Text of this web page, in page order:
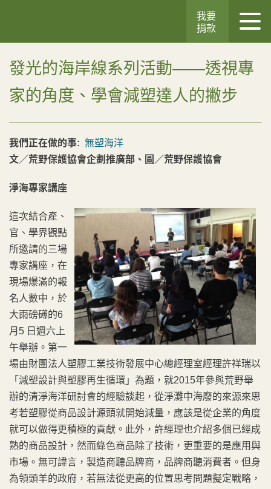
我要
捐款
發光的海岸線系列活動——透視專
家的角度、學會減塑達人的撇步
我們正在做的事: 無塑海洋
文／荒野保護協會企劃推廣部、圖／荒野保護協會
淨海專家講座
這次結合產、
官、學界觀點
所邀請的三場
專家講座，在
現場爆滿的報
名人數中，於
大雨磅礡的6
月5 日週六上
午舉辦。第一
場由財團法人塑膠工業技術發展中心總經理室經理許祥瑞以
「減塑設計與塑膠再生循環」為題，就2015年參與荒野舉
辦的清淨海洋研討會的經驗談起，從淨灘中海廢的來源來思
考若塑膠從商品設計源頭就開始減量，應該是從企業的角度
就可以做得更積極的貢獻。此外，許經理也介紹多個已經成
熟的商品設計，然而綠色商品除了技術，更重要的是應用與
市場。無可諱言，製造商聽品牌商，品牌商聽消費者。但身
為領頭羊的政府，若無法從更高的位置思考問題擬定戰略，